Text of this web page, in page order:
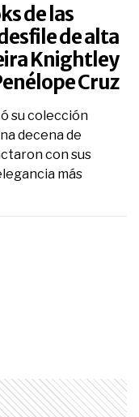
de las
de alta
Knightley
Cruz
su colección
decena de
con sus
más